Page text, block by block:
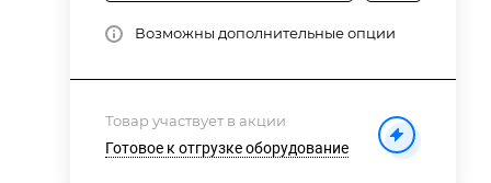
Возможны дополнительные опции
Товар участвует в акции
Готовое к отгрузке оборудование